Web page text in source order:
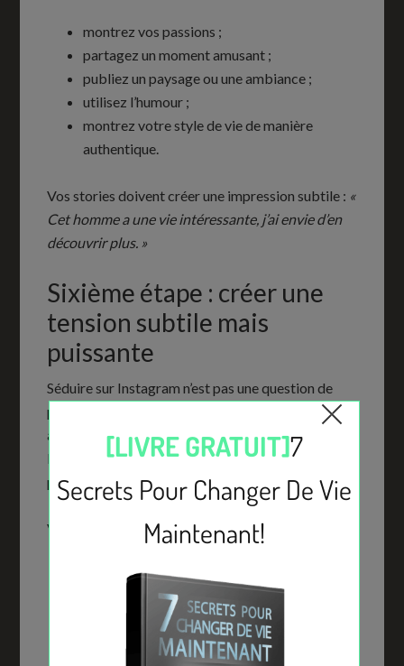
montrez vos passions ;
partagez un moment amusant ;
publiez un paysage ou une ambiance ;
utilisez l’humour ;
montrez votre style de vie de manière
authentique.
Vos stories doivent créer une impression subtile : «
Cet homme a une vie intéressante, j’ai envie d’en
découvrir plus. »
Sixième étape : créer une
tension subtile mais
puissante
Séduire sur Instagram n’est pas une question de
parler beaucoup, mais de créer une tension
agréable. Une tension ne naît pas d’un compliment
lourd, mais d’une combinaison de mystère, de
présence et d’énergie masculine.
Voici comment créer une tension en douceur :
utiliser des silences intentionnels ;
répondre parfois avec une pointe de
faire des sous-entendus légers mais jamais